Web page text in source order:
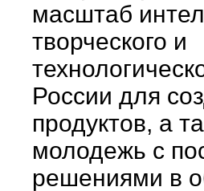
масштаб
творческого и
России для
продуктов, а
молодежь с
решениями в